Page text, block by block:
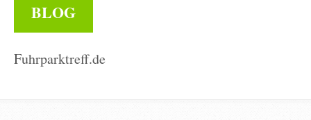
BLOG
Fuhrparktreff.de